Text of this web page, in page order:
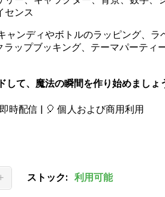
センス
ャンディやボトルのラッピング、ラ
ラップブッキング、テーマパーティ
して、魔法の瞬間を作り始めましょ
時配信 | 🎈 個人および商用利用
ストック: 利用可能